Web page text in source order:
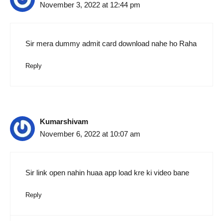
November 3, 2022 at 12:44 pm
Sir mera dummy admit card download nahe ho Raha
Reply
Kumarshivam
November 6, 2022 at 10:07 am
Sir link open nahin huaa app load kre ki video bane
Reply